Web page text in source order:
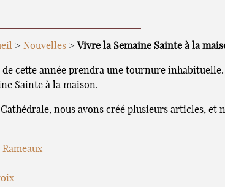
> Nouvelles >Vivre la Semaine Sainte à la
de cette année prendra une tournure
Sainte à la maison.
nous avons créé plusieurs articles, et